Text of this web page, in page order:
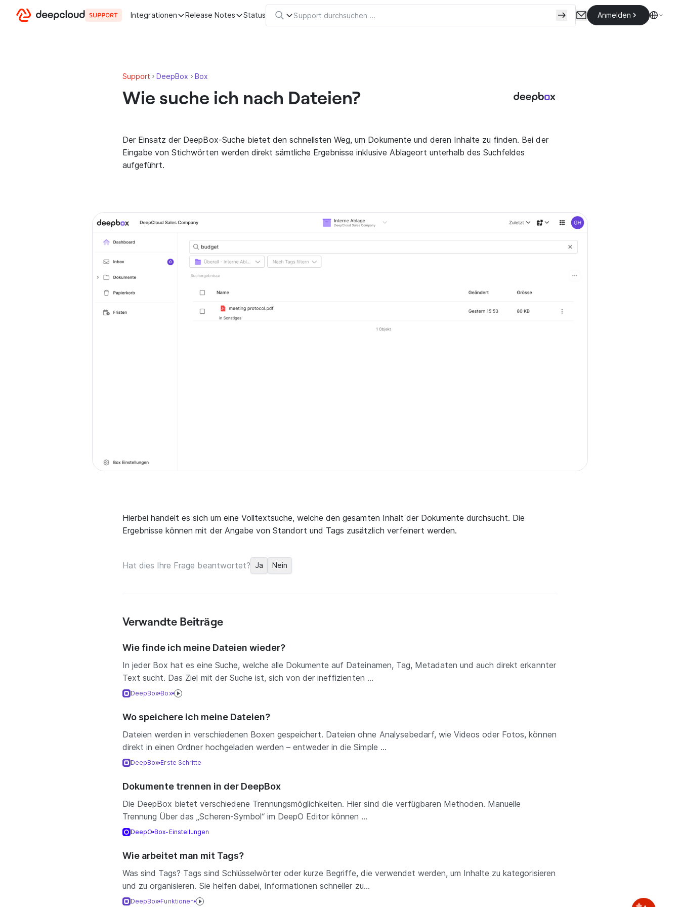
Integrationen Release Notes Status Anmelden
Support DeepBox Box
Wie suche ich nach Dateien?
Der Einsatz der DeepBox-Suche bietet den schnellsten Weg, um Dokumente und deren Inhalte zu finden. Bei der
Eingabe von Stichwörten werden direkt sämtliche Ergebnisse inklusive Ablageort unterhalb des Suchfeldes
aufgeführt.
Hierbei handelt es sich um eine Volltextsuche, welche den gesamten Inhalt der Dokumente durchsucht. Die
Ergebnisse können mit der Angabe von Standort und Tags zusätzlich verfeinert werden.
Hat dies Ihre Frage beantwortet? Ja Nein
Verwandte Beiträge
Wie finde ich meine Dateien wieder?
In jeder Box hat es eine Suche, welche alle Dokumente auf Dateinamen, Tag, Metadaten und auch direkt erkannter
Text sucht. Das Ziel mit der Suche ist, sich von der ineffizienten ...
DeepBox Box
Wo speichere ich meine Dateien?
Dateien werden in verschiedenen Boxen gespeichert. Dateien ohne Analysebedarf, wie Videos oder Fotos, können
direkt in einen Ordner hochgeladen werden – entweder in die Simple ...
DeepBox Erste Schritte
Dokumente trennen in der DeepBox
Die DeepBox bietet verschiedene Trennungsmöglichkeiten. Hier sind die verfügbaren Methoden. Manuelle
Trennung Über das „Scheren-Symbol“ im DeepO Editor können ...
DeepO Box-Einstellungen
Wie arbeitet man mit Tags?
Was sind Tags? Tags sind Schlüsselwörter oder kurze Begriffe, die verwendet werden, um Inhalte zu kategorisieren
und zu organisieren. Sie helfen dabei, Informationen schneller zu...
DeepBox Funktionen